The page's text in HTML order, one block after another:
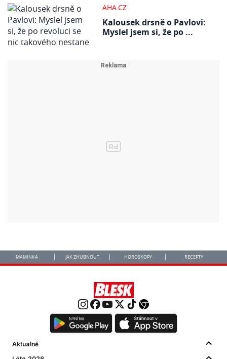
AHA.CZ
Kalousek drsně o Pavlovi:
Myslel jsem si, že po ...
MAMINKA JAK ZHUBNOUT HOROSKOPY RECEPTY
Aktuálně